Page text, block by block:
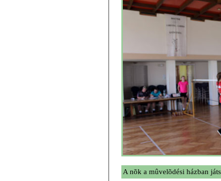
A nõk a mûvelõdési házban